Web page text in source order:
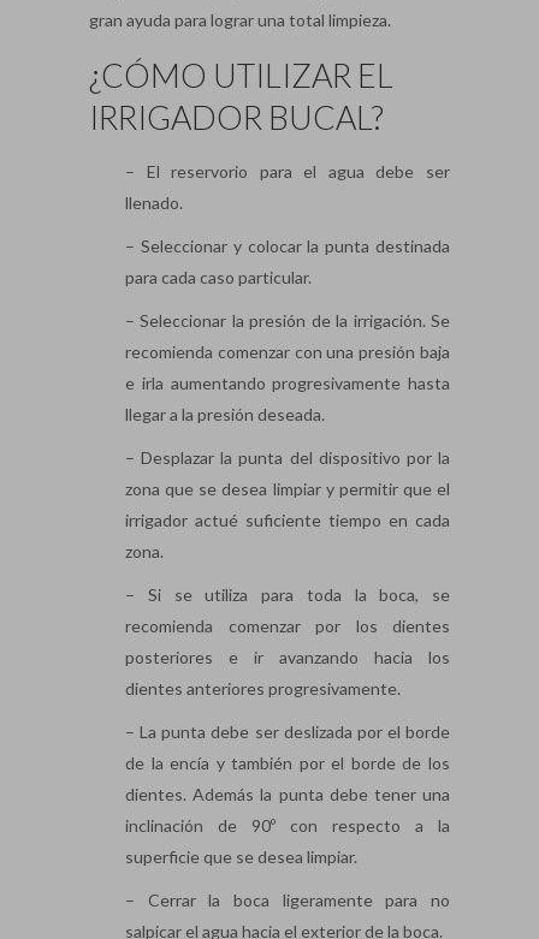
gran ayuda para lograr una total limpieza.
¿CÓMO UTILIZAR EL
IRRIGADOR BUCAL?
– El reservorio para el agua debe ser
llenado.
– Seleccionar y colocar la punta destinada
para cada caso particular.
– Seleccionar la presión de la irrigación. Se
recomienda comenzar con una presión baja
e irla aumentando progresivamente hasta
llegar a la presión deseada.
– Desplazar la punta del dispositivo por la
zona que se desea limpiar y permitir que el
irrigador actué suficiente tiempo en cada
zona.
– Si se utiliza para toda la boca, se
recomienda comenzar por los dientes
posteriores e ir avanzando hacia los
dientes anteriores progresivamente.
– La punta debe ser deslizada por el borde
de la encía y también por el borde de los
dientes. Además la punta debe tener una
inclinación de 90º con respecto a la
superficie que se desea limpiar.
– Cerrar la boca ligeramente para no
salpicar el agua hacia el exterior de la boca.